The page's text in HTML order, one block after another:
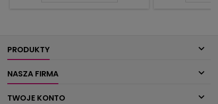
PRODUKTY 
NASZA FIRMA 
TWOJE KONTO 